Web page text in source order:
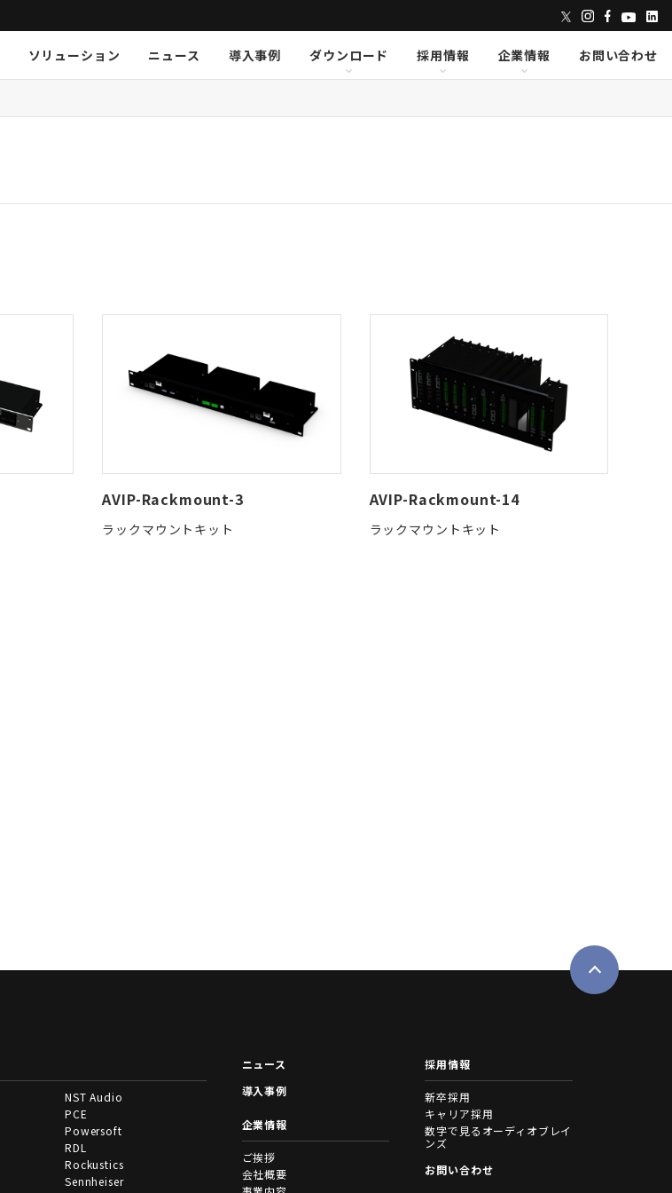
KGEAR KSCAPE
Lumens
Violet Audio Visionary Solutions
ソリューション
ニュース 導入事例
ダウンロード
KGEAR KSCAPE
Lumens
Violet Audio Visionary Solutions
採用情報
企業情報
お問い合わせ
AVIP-Rackmount-3
ラックマウントキット
AVIP-Rackmount-14
ラックマウントキット
NST Audio
PCE
Powersoft
RDL
Rockustics
Sennheiser
ニュース
導入事例
企業情報
ご挨拶
会社概要
採用情報
新卒採用
キャリア採用
数字で見るオーディオブレイ
ンズ
お問い合わせ